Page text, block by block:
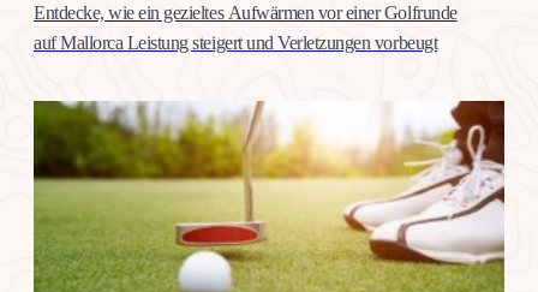
Entdecke, wie ein gezieltes Aufwärmen vor einer Golfrunde
auf Mallorca Leistung steigert und Verletzungen vorbeugt